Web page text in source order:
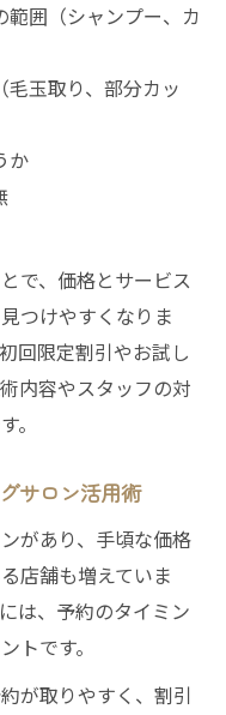
囲（シャンプー、カ
玉取り、部分カッ
か
で、価格とサービス
つけやすくなりま
回限定割引やお試し
内容やスタッフの対
。
サロン活用術
があり、手頃な価格
店舗も増えていま
は、予約のタイミン
トです。
が取りやすく、割引